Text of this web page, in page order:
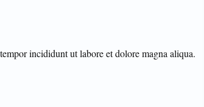
incididunt ut labore et dolore magna aliqua.